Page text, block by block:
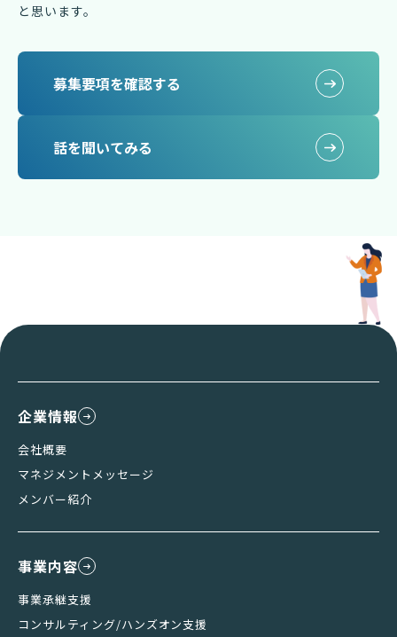
と思います。
募集要項を確認する
話を聞いてみる
企業情報
会社概要
マネジメントメッセージ
メンバー紹介
事業内容
事業承継支援
コンサルティング/ハンズオン支援